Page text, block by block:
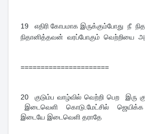
19 எதிரி கோபமாக இருக்கும்போது நீ
நிதானித்தவன் வரப்போகும் வெற்றியை
======================
20 குடும்ப வாழ்வில் வெற்றி பெற இரு
இடைவெளி கொடு.மேட்சில் ஜெயிக்க
இடையே இடைவெளி தராதே